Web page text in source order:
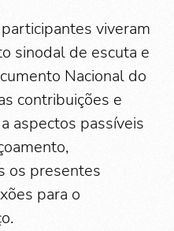
viveram
sinodal de escuta e
Nacional do
contribuições e
aspectos passíveis
os presentes
para o